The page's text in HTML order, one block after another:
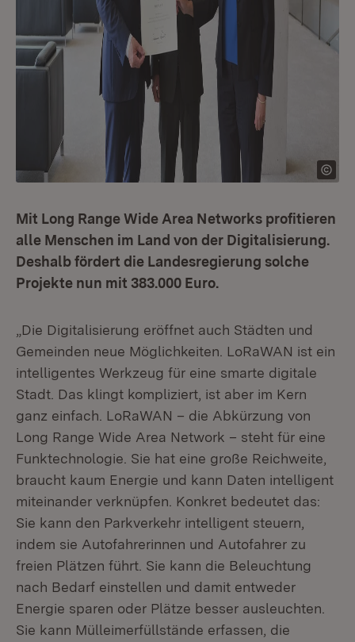
Mit Long Range Wide Area Networks profitieren
alle Menschen im Land von der Digitalisierung.
Deshalb fördert die Landesregierung solche
Projekte nun mit 383.000 Euro.
„Die Digitalisierung eröffnet auch Städten und
Gemeinden neue Möglichkeiten. LoRaWAN ist ein
intelligentes Werkzeug für eine smarte digitale
Stadt. Das klingt kompliziert, ist aber im Kern
ganz einfach. LoRaWAN – die Abkürzung von
Long Range Wide Area Network – steht für eine
Funktechnologie. Sie hat eine große Reichweite,
braucht kaum Energie und kann Daten intelligent
miteinander verknüpfen. Konkret bedeutet das:
Sie kann den Parkverkehr intelligent steuern,
indem sie Autofahrerinnen und Autofahrer zu
freien Plätzen führt. Sie kann die Beleuchtung
nach Bedarf einstellen und damit entweder
Energie sparen oder Plätze besser ausleuchten.
Sie kann Mülleimerfüllstände erfassen, die